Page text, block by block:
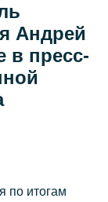
Андрей
в пресс-
по итогам